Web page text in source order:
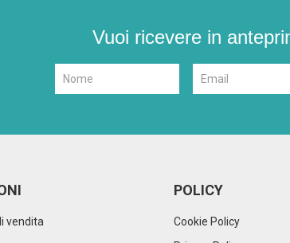
Vuoi ricevere in
vendita
POLICY
Cookie Policy